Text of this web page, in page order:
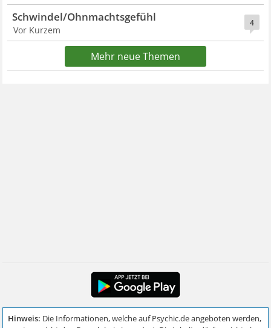
4
Schwindel/Ohnmachtsgefühl
Vor Kurzem
Mehr neue Themen